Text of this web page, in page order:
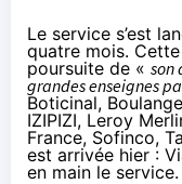
Le service s’est
quatre mois.
poursuite de « son
grandes enseignes
Boticinal,
IZIPIZI, Leroy
France, Sofinco,
est arrivée hier :
en main le service.